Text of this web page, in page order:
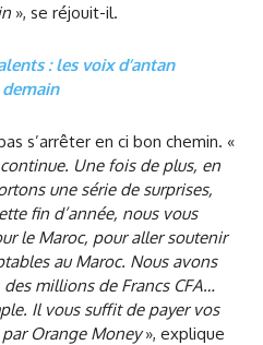
», se réjouit-il.
: les voix d’antan
s’arrêter en ci bon chemin. «
Une fois de plus, en
une série de surprises,
fin d’année, nous vous
le Maroc, pour aller soutenir
au Maroc. Nous avons
millions de Francs CFA…
Il vous suffit de payer vos
Orange Money», explique